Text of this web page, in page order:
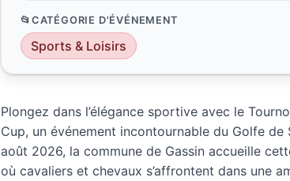
CATÉGORIE D'ÉVÉNEMENT
Sports & Loisirs
Plongez dans l’élégance sportive avec le
Cup, un événement incontournable du Golfe
août 2026, la commune de Gassin accueille
où cavaliers et chevaux s’affrontent dans une